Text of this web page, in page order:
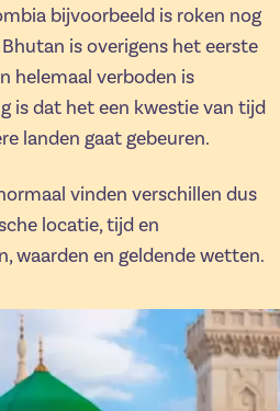
bijvoorbeeld is roken nog
is overigens het eerste
helemaal verboden is
is dat het een kwestie van tijd
landen gaat gebeuren.
vinden verschillen dus
locatie, tijd en
waarden en geldende wetten.